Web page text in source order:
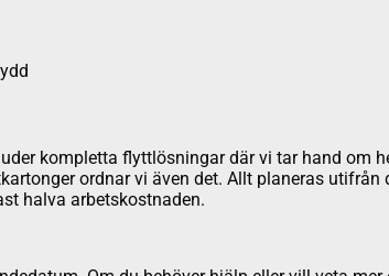
kompletta flyttlösningar där vi tar hand
ordnar vi även det. Allt planeras
halva arbetskostnaden.